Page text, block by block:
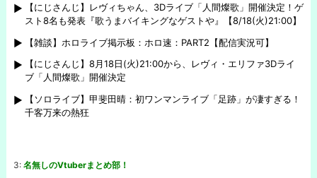
【にじさんじ】レヴィちゃん、3Dライブ「人間燦歌」開催決定！ゲ
スト8名も発表『歌うまバイキングなゲストや』【8/18(火)21:00】
【雑談】ホロライブ掲示板：ホロ速：PART2【配信実況可】
【にじさんじ】8月18日(火)21:00から、レヴィ・エリファ3Dライ
ブ「人間燦歌」開催決定
【ソロライブ】甲斐田晴：初ワンマンライブ「足跡」が凄すぎる！
千客万来の熱狂
3: 名無しのVtuberまとめ部！